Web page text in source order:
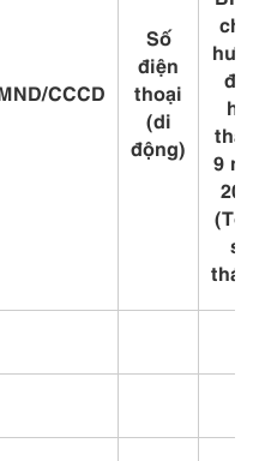
CCCD
Số
điện
thoại
(di
động)
9
số